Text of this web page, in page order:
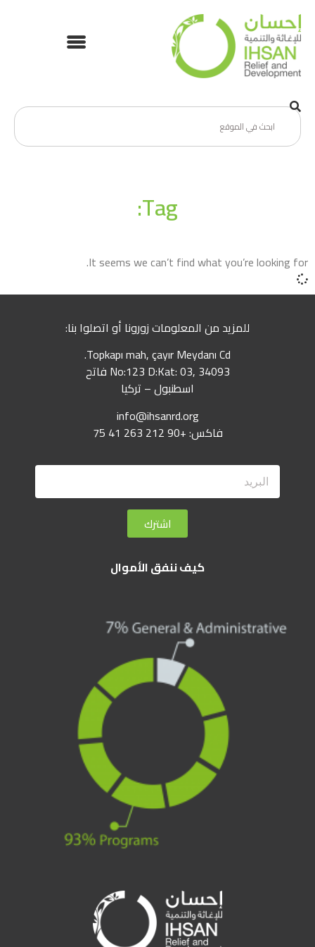
Tag:
It seems we can’t find what you’re looking for.
للمزيد من المعلومات زورونا أو اتصلوا بنا:
Topkapı mah, çayır Meydanı Cd.
No:123 D:Kat: 03, 34093 فاتح
اسطنبول – تركيا
info@ihsanrd.org
فاكس: +90 212 263 41 75
اشترك
كيف ننفق الأموال